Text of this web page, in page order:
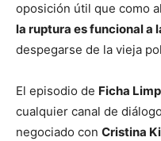
oposición útil que como
la ruptura es funcional a
despegarse de la vieja
El episodio de Ficha
cualquier canal de
negociado con Cristina